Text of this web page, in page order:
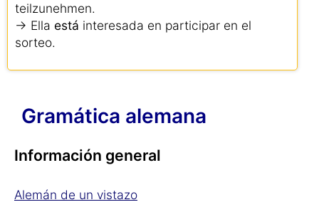
teilzunehmen.
→ Ella está interesada en participar en el
sorteo.
Gramática alemana
Información general
Alemán de un vistazo